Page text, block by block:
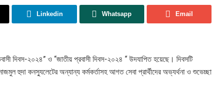
Linkedin Whatsapp Email
দিবস-২০২৪” ও “জাতীয় প্রবাসী দিবস-২০২৪ “ উদযাপিত হয়েছে। দিবসটি
হুদা কনস্যুলেটের অন্যান্য কর্মকর্তাসহ আগত সেবা প্রার্থীদের অভ্যর্থনা ও শুভেচ্ছা